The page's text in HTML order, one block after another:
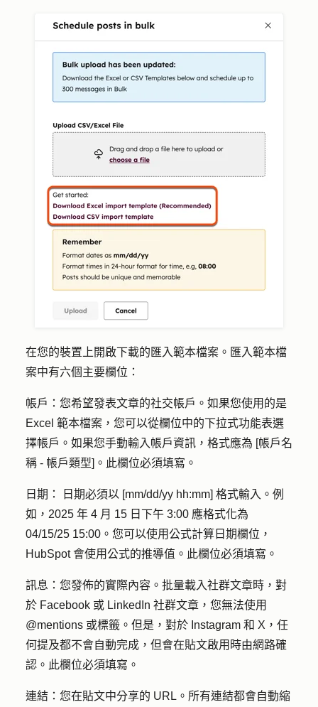
在您的裝置上開啟下載的匯入範本檔案。匯入範本檔
案中有六個主要欄位：
帳戶： 您希望發表文章的社交帳戶。如果您使用的是
Excel 範本檔案，您可以從欄位中的下拉式功能表選
擇帳戶。如果您手動輸入帳戶資訊，格式應為 [帳戶名
稱 - 帳戶類型]。此欄位必須填寫。
日期： 日期必須以 [mm/dd/yy hh:mm] 格式輸入。例
如，2025 年 4 月 15 日下午 3:00 應格式化為
04/15/25 15:00。您可以使用公式計算日期欄位，
HubSpot 會使用公式的推導值。此欄位必須填寫。
訊息： 您發佈的實際內容。批量載入社群文章時，對
於 Facebook 或 LinkedIn 社群文章，您無法使用
@mentions 或標籤。但是，對於 Instagram 和 X，任
何提及都不會自動完成，但會在貼文啟用時由網路確
認。此欄位必須填寫。
連結： 您在貼文中分享的 URL。所有連結都會自動縮